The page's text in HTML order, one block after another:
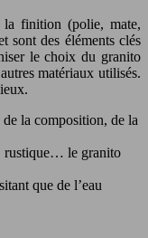
finition (polie, mate,
sont des éléments clés
le choix du granito
matériaux utilisés.
la composition, de la
rustique… le granito
que de l’eau